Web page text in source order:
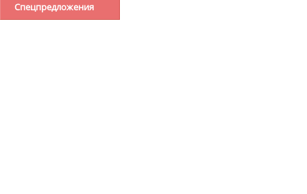
Спецпредложения